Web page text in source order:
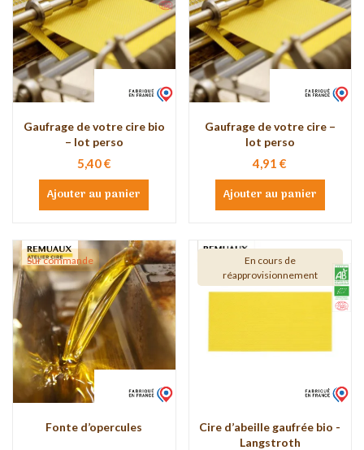
Gaufrage de votre cire bio
– lot perso
5,40 €
Ajouter au panier
Gaufrage de votre cire –
lot perso
4,91 €
Ajouter au panier
Sur commande
Fonte d’opercules
En cours de
réapprovisionnement
Cire d’abeille gaufrée bio -
Langstroth